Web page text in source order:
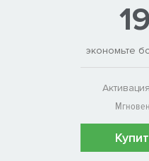
экономьте